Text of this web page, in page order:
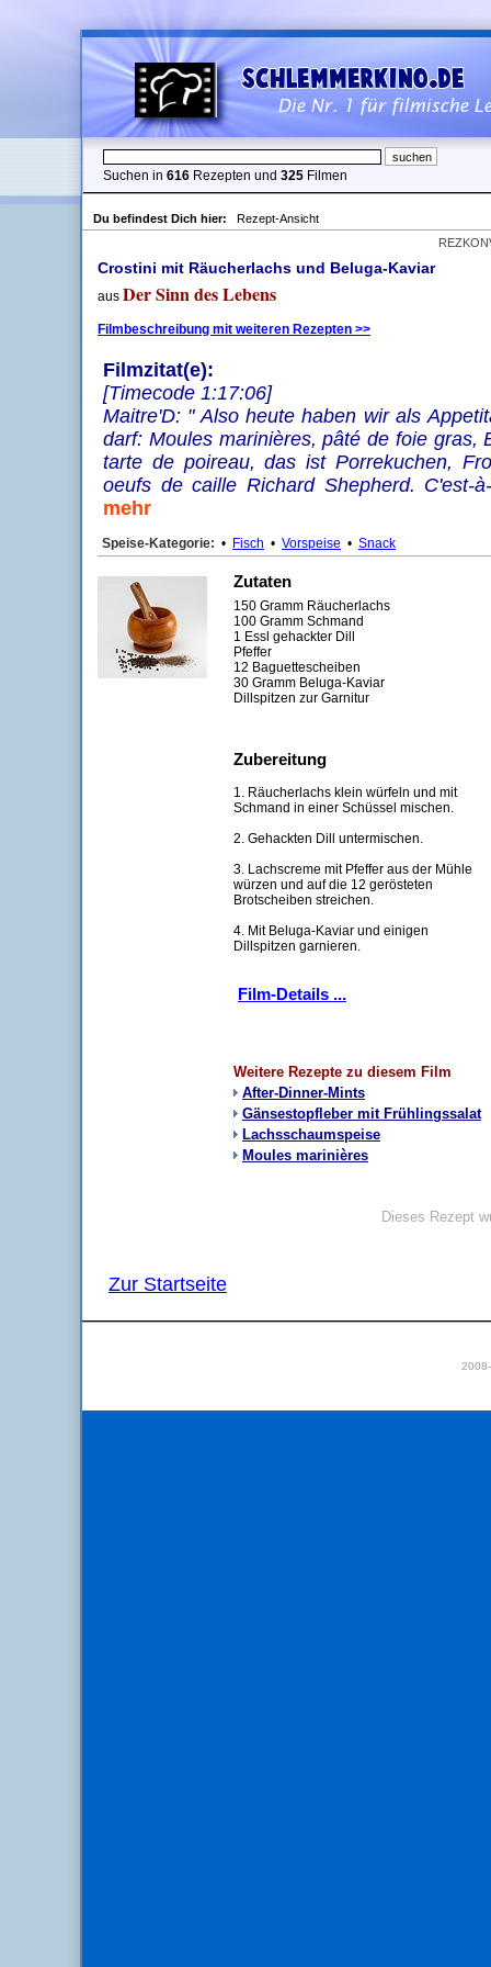
Suchen in 616 Rezepten und 325 Filmen
Du befindest Dich hier:
Rezept-Ansicht
Crostini mit Räucherlachs und Beluga-Kaviar
aus Der Sinn des Lebens
Filmbeschreibung mit weiteren Rezepten >>
Filmzitat(e):
[Timecode 1:17:06]
Maitre'D: " Also heute haben wir als
darf: Moules marinières, pâté de foie gras,
tarte de poireau, das ist Porrekuchen,
oeufs de caille Richard Shepherd.
mehr
Speise-Kategorie: • Fisch • Vorspeise • Snack
Zutaten
150 Gramm Räucherlachs
100 Gramm Schmand
1 Essl gehackter Dill
Pfeffer
12 Baguettescheiben
30 Gramm Beluga-Kaviar
Dillspitzen zur Garnitur
Zubereitung
1. Räucherlachs klein würfeln und mit
Schmand in einer Schüssel mischen.
2. Gehackten Dill untermischen.
3. Lachscreme mit Pfeffer aus der Mühle
würzen und auf die 12 gerösteten
Brotscheiben streichen.
4. Mit Beluga-Kaviar und einigen
Dillspitzen garnieren.
Film-Details ...
Weitere Rezepte zu diesem Film
After-Dinner-Mints
Gänsestopfleber mit Frühlingssalat
Lachsschaumspeise
Moules marinières
Dieses Rezept
Zur Startseite